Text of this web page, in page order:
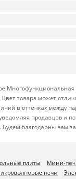
Многофункциональная
товара может
в оттенках между
продавцов и
Будем благодарны вам
плиты Мини-
печи